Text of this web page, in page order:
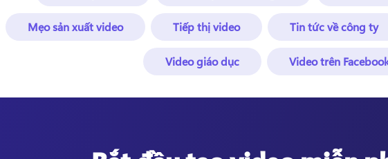
Mẹo sản xuất video Tiếp thị video Tin tức về công ty
Video giáo dục Video trên